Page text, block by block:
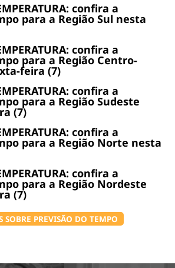
confira a
para a Região Sul nesta
confira a
para a Região Centro-
feira (7)
confira a
para a Região Sudeste
(7)
confira a
para a Região Norte nesta
confira a
para a Região Nordeste
(7)
SOBRE PREVISÃO DO TEMPO